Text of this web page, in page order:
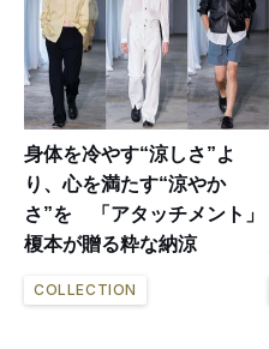
身体を冷やす“涼しさ”よ
り、心を満たす“涼やか
さ”を 「アタッチメント」
榎本が贈る粋な納涼
COLLECTION